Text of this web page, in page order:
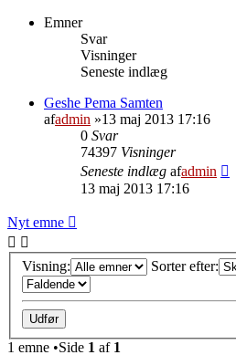
Emner
Svar
Visninger
Seneste indlæg
Geshe Pema Samten
afadmin »13 maj 2013 17:16
0 Svar
74397 Visninger
Seneste indlæg afadmin
13 maj 2013 17:16
Nyt emne
Visning: Sorter efter:
1 emne •Side 1 af 1